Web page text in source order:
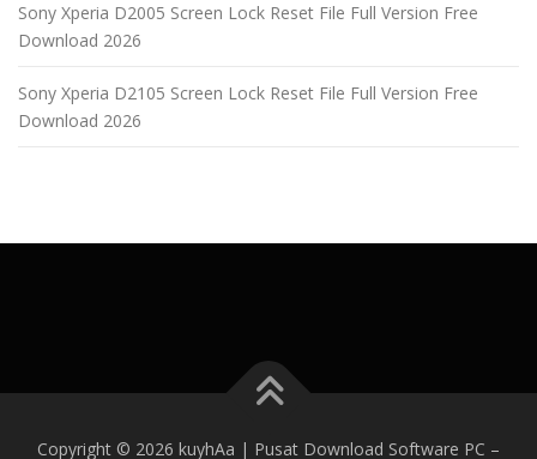
Sony Xperia D2005 Screen Lock Reset File Full Version Free
Download 2026
Sony Xperia D2105 Screen Lock Reset File Full Version Free
Download 2026
Copyright © 2026 kuyhAa | Pusat Download Software PC –